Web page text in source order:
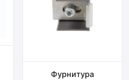
Фурнитура